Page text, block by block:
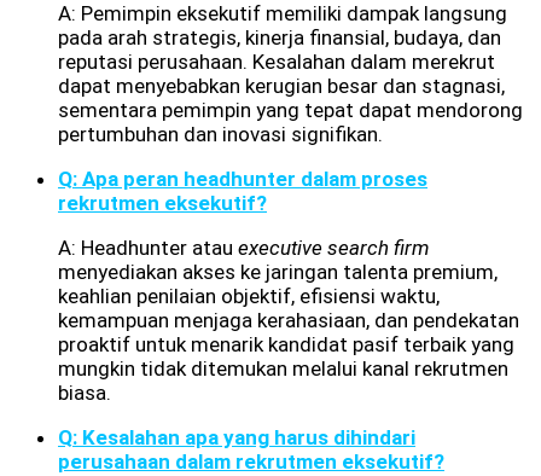
A: Pemimpin eksekutif memiliki dampak langsung
pada arah strategis, kinerja finansial, budaya, dan
reputasi perusahaan. Kesalahan dalam merekrut
dapat menyebabkan kerugian besar dan stagnasi,
sementara pemimpin yang tepat dapat mendorong
pertumbuhan dan inovasi signifikan.
Q: Apa peran headhunter dalam proses
rekrutmen eksekutif?
A: Headhunter atau executive search firm
menyediakan akses ke jaringan talenta premium,
keahlian penilaian objektif, efisiensi waktu,
kemampuan menjaga kerahasiaan, dan pendekatan
proaktif untuk menarik kandidat pasif terbaik yang
mungkin tidak ditemukan melalui kanal rekrutmen
biasa.
Q: Kesalahan apa yang harus dihindari
perusahaan dalam rekrutmen eksekutif?